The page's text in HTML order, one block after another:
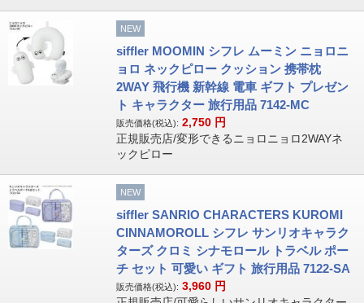
NEW
siffler MOOMIN シフレ ムーミン ニョロニ
ョロ ネックピロー クッション 携帯枕
2WAY 飛行機 新幹線 電車 ギフト プレゼン
ト キャラクター 旅行用品 7142-MC
販売価格(税込): 2,750 円
正規販売店/変形できるニョロニョロ2WAYネ
ックピロー
NEW
siffler SANRIO CHARACTERS KUROMI
CINNAMOROLL シフレ サンリオキャラク
ターズ クロミ シナモロール トラベル ポー
チ セット 可愛い ギフト 旅行用品 7122-SA
販売価格(税込): 3,960 円